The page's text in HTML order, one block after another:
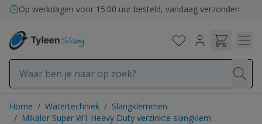
Ga naar de inhoud
Bezorging in binnen- en buitenland
Op werkdagen voor 15:00 uur besteld, vandaag verzonden
Home / Watertechniek / Slangklemmen
/ Mikalor Super W1 Heavy Duty verzinkte slangklem